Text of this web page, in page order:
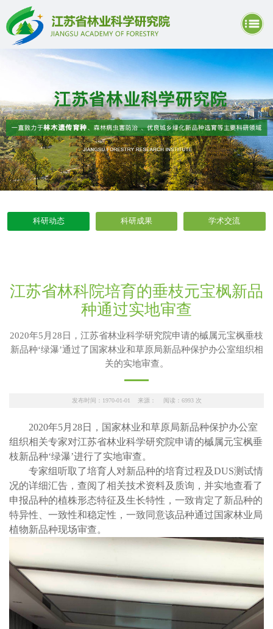
科研动态 科研成果 学术交流
江苏省林科院培育的垂枝元宝枫新品
种通过实地审查
2020年5月28日，江苏省林业科学研究院申请的槭属元宝枫垂枝
新品种‘绿瀑’通过了国家林业和草原局新品种保护办公室组织相
关的实地审查。
发布时间：1970-01-01 来源： 阅读： 6993次
2020年5月28日，国家林业和草原局新品种保护办公室
组织相关专家对江苏省林业科学研究院申请的槭属元宝枫垂
枝新品种‘绿瀑’进行了实地审查。
专家组听取了培育人对新品种的培育过程及DUS测试情
况的详细汇告，查阅了相关技术资料及质询，并实地查看了
申报品种的植株形态特征及生长特性，一致肯定了新品种的
特异性、一致性和稳定性，一致同意该品种通过国家林业局
植物新品种现场审查。